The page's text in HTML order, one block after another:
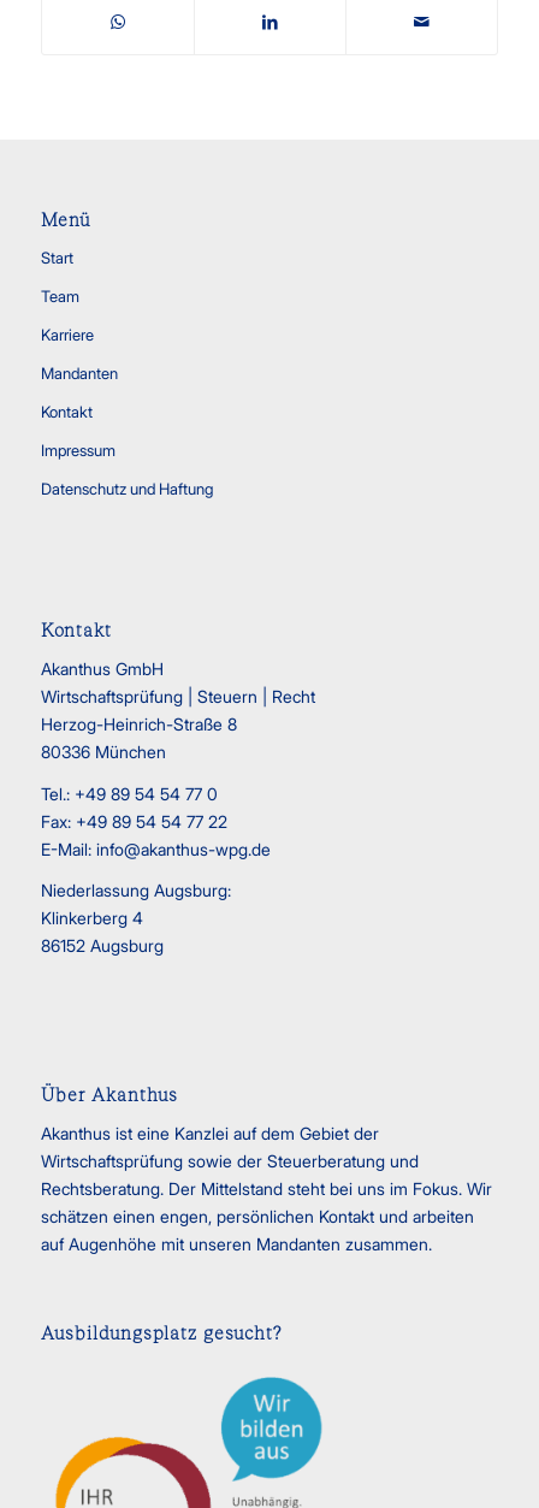
Menü
Start
Team
Karriere
Mandanten
Kontakt
Impressum
Datenschutz und Haftung
Kontakt
Akanthus GmbH
Wirtschaftsprüfung | Steuern | Recht
Herzog-Heinrich-Straße 8
80336 München
Tel.: +49 89 54 54 77 0
Fax: +49 89 54 54 77 22
E-Mail: info@akanthus-wpg.de
Niederlassung Augsburg:
Klinkerberg 4
86152 Augsburg
Über Akanthus
Akanthus ist eine Kanzlei auf dem Gebiet der
Wirtschaftsprüfung sowie der Steuerberatung und
Rechtsberatung. Der Mittelstand steht bei uns im Fokus. Wir
schätzen einen engen, persönlichen Kontakt und arbeiten
auf Augenhöhe mit unseren Mandanten zusammen.
Ausbildungsplatz gesucht?